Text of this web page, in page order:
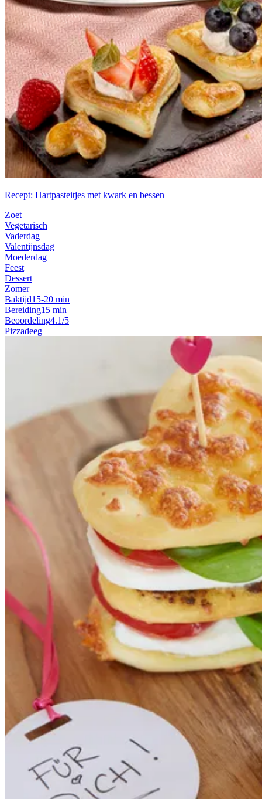
Recept: Hartpasteitjes met kwark en bessen
Zoet
Vegetarisch
Vaderdag
Valentijnsdag
Moederdag
Feest
Dessert
Zomer
Baktijd15-20 min
Bereiding15 min
Beoordeling4.1/5
Pizzadeeg